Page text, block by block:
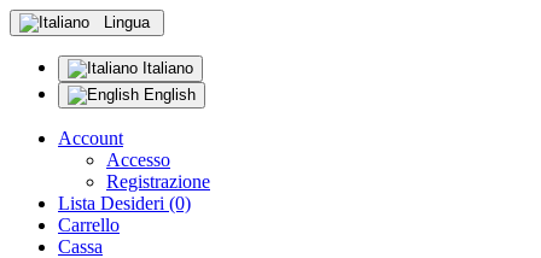
Lingua
Italiano
English
Account
Accesso
Registrazione
Lista Desideri (0)
Carrello
Cassa